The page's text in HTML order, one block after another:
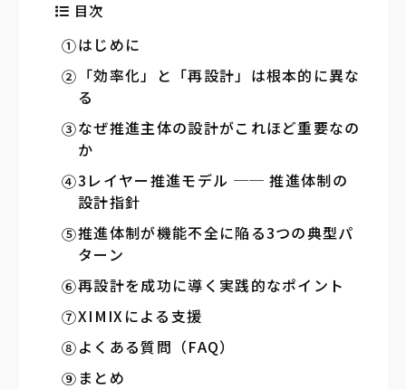
目次
はじめに
「効率化」と「再設計」は根本的に異な
る
なぜ推進主体の設計がこれほど重要なの
か
3レイヤー推進モデル ── 推進体制の
設計指針
推進体制が機能不全に陥る3つの典型パ
ターン
再設計を成功に導く実践的なポイント
XIMIXによる支援
よくある質問（FAQ）
まとめ